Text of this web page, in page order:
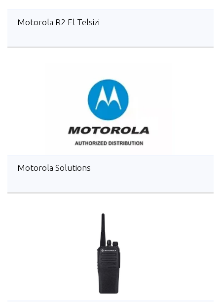
Motorola R2 El Telsizi
Motorola Solutions